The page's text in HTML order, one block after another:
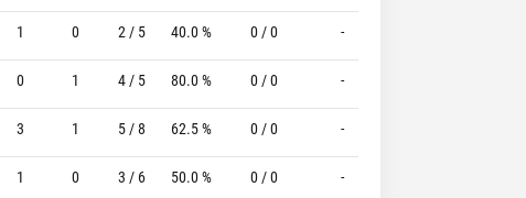
1 0 2 / 5 40.0 % 0 / 0 -
0 1 4 / 5 80.0 % 0 / 0 -
3 1 5 / 8 62.5 % 0 / 0 -
1 0 3 / 6 50.0 % 0 / 0 -